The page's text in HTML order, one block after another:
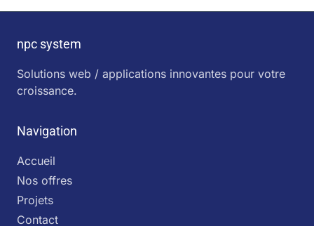
npc system
Solutions web / applications innovantes pour votre
croissance.
Navigation
Accueil
Nos offres
Projets
Contact